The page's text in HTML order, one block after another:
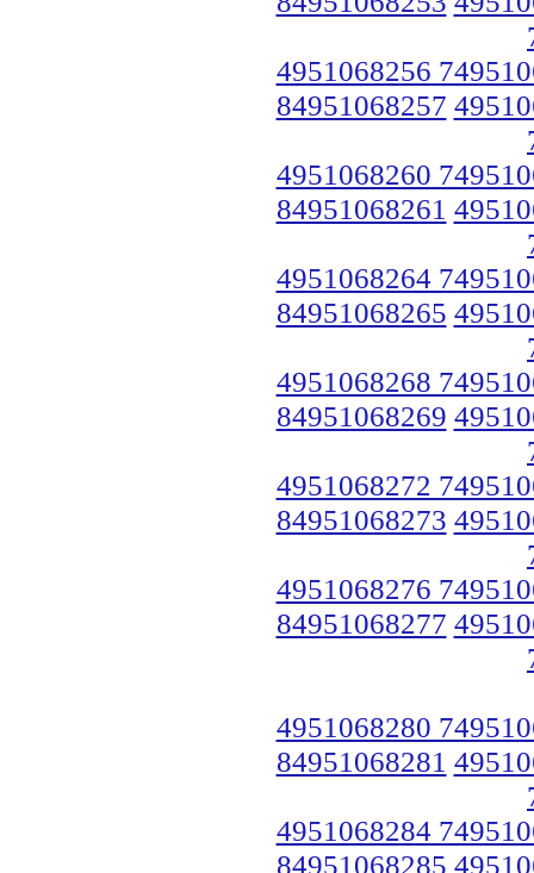
4951068256
84951068257
4951068260
84951068261
4951068264
84951068265
4951068268
84951068269
4951068272
84951068273
4951068276
84951068277
4951068280
84951068281
4951068284
84951068285